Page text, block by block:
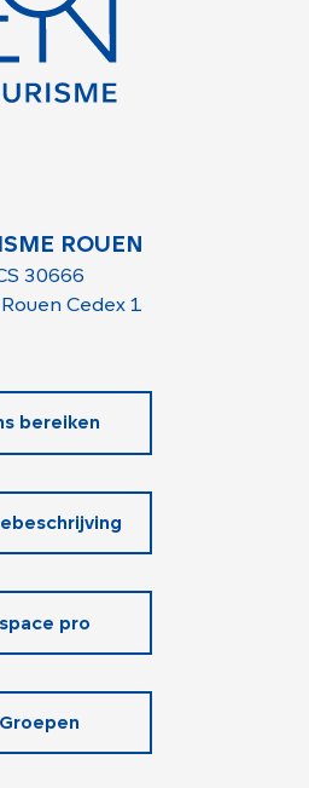
ROUEN
30666
Cedex 1
bereiken
pro
Groepen